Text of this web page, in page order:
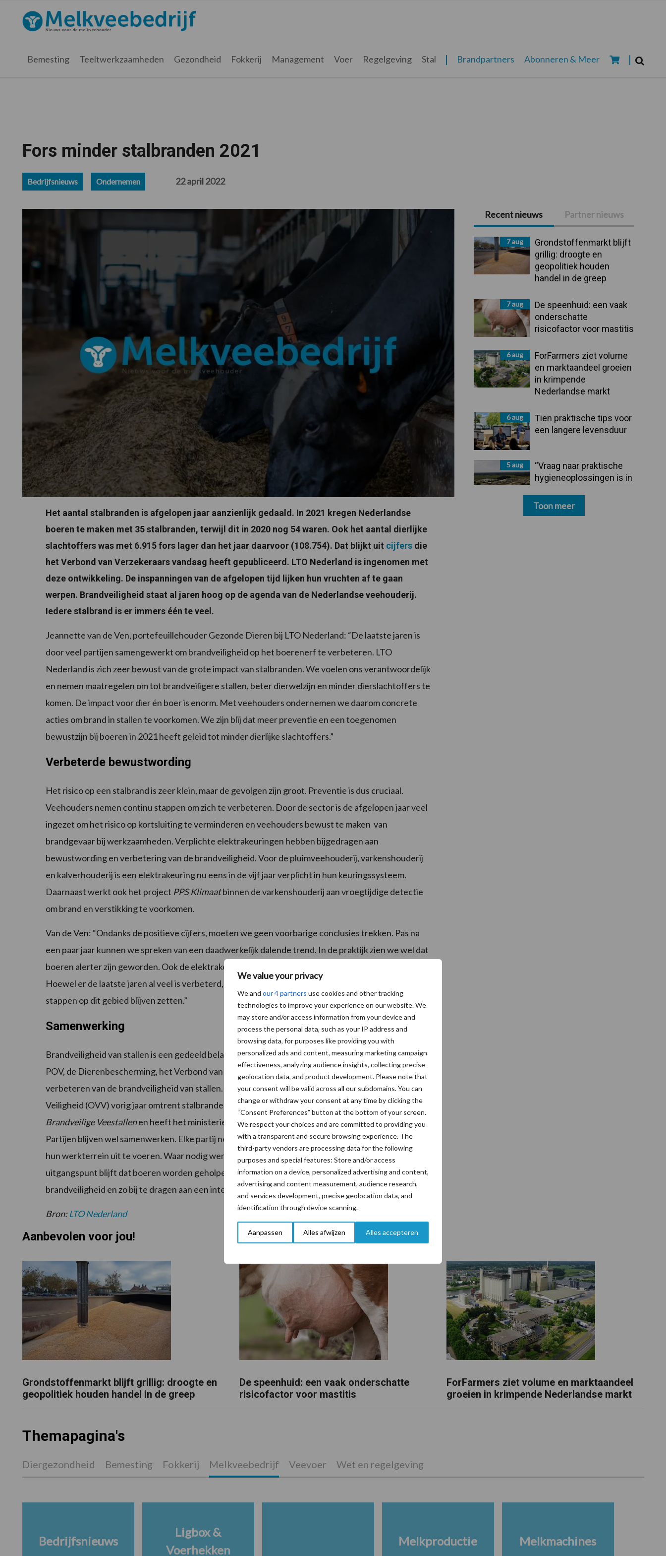
We value your privacy
We and our 4 partners use cookies and other tracking
technologies to improve your experience on our website. We
may store and/or access information from your device and
process the personal data, such as your IP address and
browsing data, for purposes like providing you with
personalized ads and content, measuring marketing campaign
effectiveness, analyzing audience insights, collecting precise
geolocation data, and product development. Please note that
your consent will be valid across all our subdomains. You can
change or withdraw your consent at any time by clicking the
“Consent Preferences” button at the bottom of your screen.
We respect your choices and are committed to providing you
with a transparent and secure browsing experience. The
third-party vendors are processing data for the following
purposes and special features: Store and/or access
information on a device, personalized advertising and content,
advertising and content measurement, audience research,
and services development, precise geolocation data, and
identification through device scanning.
Aanpassen Alles afwijzen Alles accepteren
hoofdnavigatie
hoofd
eerste
voettekst
Melkveebedrijf.nl
Bemesting Teeltwerkzaamheden Gezondheid Fokkerij Management Voer Regelgeving Stal Brandpartners Abonneren & Meer
Fors minder stalbranden 2021
Bedrijfsnieuws Ondernemen 22 april 2022
Het aantal stalbranden is afgelopen jaar aanzienlijk gedaald. In 2021 kregen Nederlandse
boeren te maken met 35 stalbranden, terwijl dit in 2020 nog 54 waren. Ook het aantal dierlijke
slachtoffers was met 6.915 fors lager dan het jaar daarvoor (108.754). Dat blijkt uit cijfers die
het Verbond van Verzekeraars vandaag heeft gepubliceerd. LTO Nederland is ingenomen met
deze ontwikkeling. De inspanningen van de afgelopen tijd lijken hun vruchten af te gaan
werpen. Brandveiligheid staat al jaren hoog op de agenda van de Nederlandse veehouderij.
Iedere stalbrand is er immers één te veel.
Jeannette van de Ven, portefeuillehouder Gezonde Dieren bij LTO Nederland: “De laatste jaren is
door veel partijen samengewerkt om brandveiligheid op het boerenerf te verbeteren. LTO
Nederland is zich zeer bewust van de grote impact van stalbranden. We voelen ons verantwoordelijk
en nemen maatregelen om tot brandveiligere stallen, beter dierwelzijn en minder dierslachtoffers te
komen. De impact voor dier én boer is enorm. Met veehouders ondernemen we daarom concrete
acties om brand in stallen te voorkomen. We zijn blij dat meer preventie en een toegenomen
bewustzijn bij boeren in 2021 heeft geleid tot minder dierlijke slachtoffers.”
Verbeterde bewustwording
Het risico op een stalbrand is zeer klein, maar de gevolgen zijn groot. Preventie is dus cruciaal.
Veehouders nemen continu stappen om zich te verbeteren. Door de sector is de afgelopen jaar veel
ingezet om het risico op kortsluiting te verminderen en veehouders bewust te maken van
brandgevaar bij werkzaamheden. Verplichte elektrakeuringen hebben bijgedragen aan
bewustwording en verbetering van de brandveiligheid. Voor de pluimveehouderij, varkenshouderij
en kalverhouderij is een elektrakeuring nu eens in de vijf jaar verplicht in hun keuringssysteem.
Daarnaast werkt ook het project PPS Klimaatbinnen de varkenshouderij aan vroegtijdige detectie
om brand en verstikking te voorkomen.
Van de Ven: “Ondanks de positieve cijfers, moeten we geen voorbarige conclusies trekken. Pas na
een paar jaar kunnen we spreken van een daadwerkelijk dalende trend. In de praktijk zien we wel dat
boeren alerter zijn geworden. Ook de elektrakeuringen hebben waarschijnlijk een bijdrage geleverd.
Hoewel er de laatste jaren al veel is verbeterd, zal LTO met haar organisatie de komende jaren
stappen op dit gebied blijven zetten.”
Samenwerking
Brandveiligheid van stallen is een gedeeld belang. Daarom werkt LTO al sinds 2012 samen met de
POV, de Dierenbescherming, het Verbond van Verzekeraars en Brandweer Nederland aan het
verbeteren van de brandveiligheid van stallen. Na kritische conclusiesvan de Onderzoeksraad voor
Veiligheid (OVV) vorig jaar omtrent stalbranden is er nieuwe invulling gegeven aan hetActieplan
Brandveilige Veestallenen heeft het ministerie van LNV de regie meer naar zich toegetrokken.
Partijen blijven wel samenwerken. Elke partij neemt daarbij de verantwoordelijkheid om de acties op
hun werkterrein uit te voeren. Waar nodig werken we op specifieke acties of thema’s samen. Het
uitgangspunt blijft dat boeren worden geholpen om stappen te zetten ter verbetering van de
brandveiligheid en zo bij te dragen aan een integrale verduurzaming van onze veehouderij.
Bron:LTO Nederland
Primaire
Sidebar
Recent nieuws Partner nieuws
7 aug
Grondstoffenmarkt blijft
grillig: droogte en
geopolitiek houden
handel in de greep
7 aug
De speenhuid: een vaak
onderschatte
risicofactor voor mastitis
6 aug
ForFarmers ziet volume
en marktaandeel groeien
in krimpende
Nederlandse markt
6 aug
Tien praktische tips voor
een langere levensduur
5 aug
“Vraag naar praktische
hygieneoplossingen is in
Toon meer
Aanbevolen voor jou!
Grondstoffenmarkt blijft grillig: droogte en
geopolitiek houden handel in de greep
De speenhuid: een vaak onderschatte
risicofactor voor mastitis
ForFarmers ziet volume en marktaandeel
groeien in krimpende Nederlandse markt
Themapagina's
Diergezondheid Bemesting Fokkerij Melkveebedrijf Veevoer Wet en regelgeving
Bedrijfsnieuws
Ligbox &
Voerhekken
Melkproductie Melkmachines